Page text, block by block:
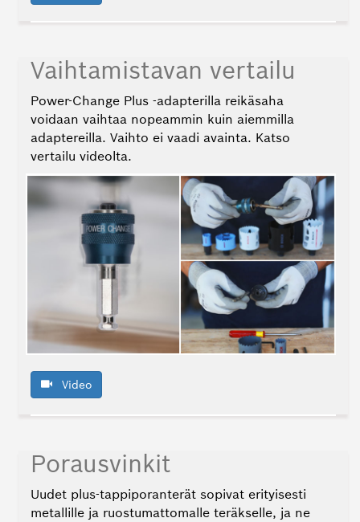
Vaihtamistavan vertailu
Power-Change Plus ‑adapterilla reikäsaha
voidaan vaihtaa nopeammin kuin aiemmilla
adaptereilla. Vaihto ei vaadi avainta. Katso
vertailu videolta.
Video
Porausvinkit
Uudet plus-tappiporanterät sopivat erityisesti
metallille ja ruostumattomalle teräkselle, ja ne